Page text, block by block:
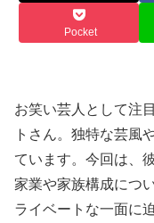
Pocket
お笑い芸人として注
トさん。独特な芸風
ています。今回は、
家業や家族構成につ
ライベートな一面に